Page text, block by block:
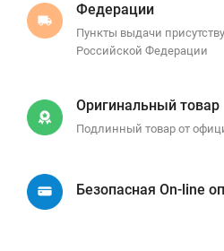
Федерации
Пункты выдачи
Российской Федерации
Оригинальный товар
Подлинный товар от
Безопасная On-line